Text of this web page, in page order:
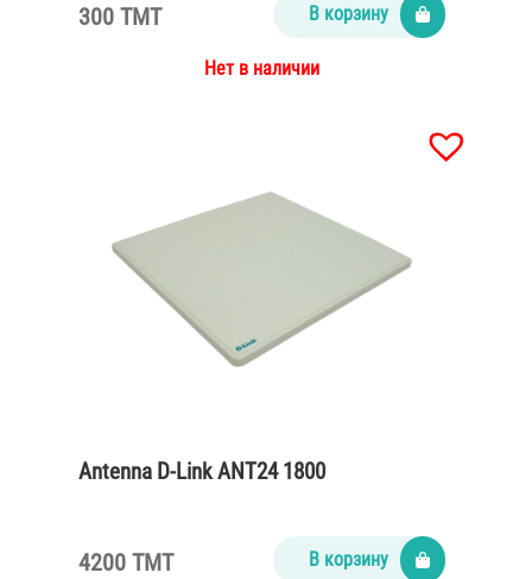
300 TMT В корзину
Нет в наличии
Antenna D-Link ANT24 1800
4200 TMT В корзину